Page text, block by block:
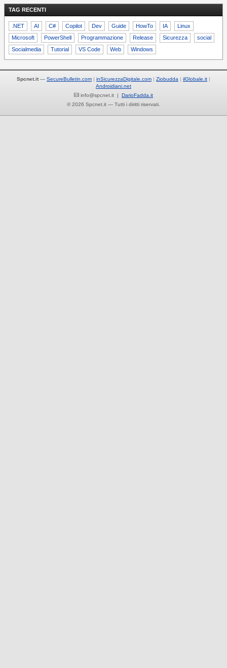
TAG RECENTI
.NET AI C# Copilot Dev Guide HowTo IA
Linux
Microsoft
PowerShell Programmazione Release Sicurezza
social
Socialmedia
Tutorial VS Code Web Windows
Spcnet.it — SecureBulletin.com inSicurezzaDigitale.com Ziobudda
ilGlobale.it
Androidiani.net
info@spcnet.it | DarioFadda.it
© 2026 Spcnet.it — Tutti i diritti riservati.